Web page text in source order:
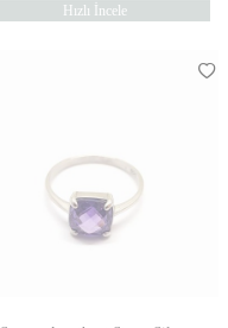
Hızlı İncele